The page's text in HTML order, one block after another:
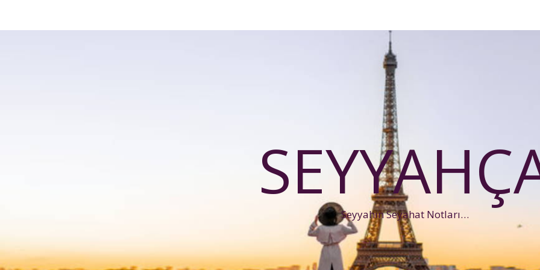
Seyyahın Seyahat Notları…